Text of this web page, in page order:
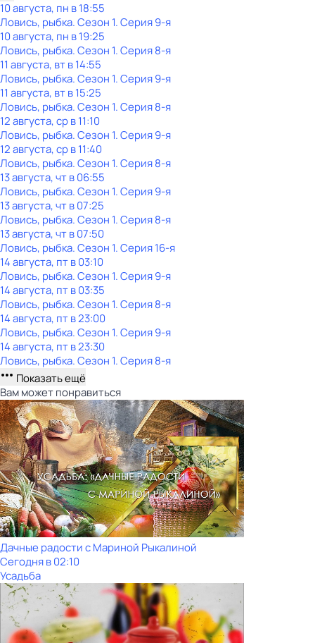
10 августа, пн в 18:55
Ловись, рыбка. Сезон 1. Серия 9-я
10 августа, пн в 19:25
Ловись, рыбка. Сезон 1. Серия 8-я
11 августа, вт в 14:55
Ловись, рыбка. Сезон 1. Серия 9-я
11 августа, вт в 15:25
Ловись, рыбка. Сезон 1. Серия 8-я
12 августа, ср в 11:10
Ловись, рыбка. Сезон 1. Серия 9-я
12 августа, ср в 11:40
Ловись, рыбка. Сезон 1. Серия 8-я
13 августа, чт в 06:55
Ловись, рыбка. Сезон 1. Серия 9-я
13 августа, чт в 07:25
Ловись, рыбка. Сезон 1. Серия 8-я
13 августа, чт в 07:50
Ловись, рыбка. Сезон 1. Серия 16-я
14 августа, пт в 03:10
Ловись, рыбка. Сезон 1. Серия 9-я
14 августа, пт в 03:35
Ловись, рыбка. Сезон 1. Серия 8-я
14 августа, пт в 23:00
Ловись, рыбка. Сезон 1. Серия 9-я
14 августа, пт в 23:30
Ловись, рыбка. Сезон 1. Серия 8-я
Показать ещё
Вам может понравиться
Дачные радости с Мариной Рыкалиной
Сегодня в 02:10
Усадьба